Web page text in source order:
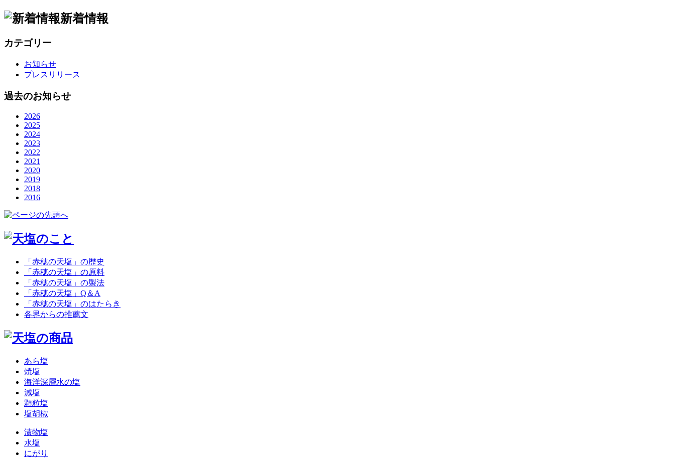
新着情報
カテゴリー
お知らせ
プレスリリース
過去のお知らせ
2026
2025
2024
2023
2022
2021
2020
2019
2018
2016
「赤穂の天塩」の歴史
「赤穂の天塩」の原料
「赤穂の天塩」の製法
「赤穂の天塩」Q＆A
「赤穂の天塩」のはたらき
各界からの推薦文
あら塩
焼塩
海洋深層水の塩
減塩
顆粒塩
塩胡椒
漬物塩
水塩
にがり